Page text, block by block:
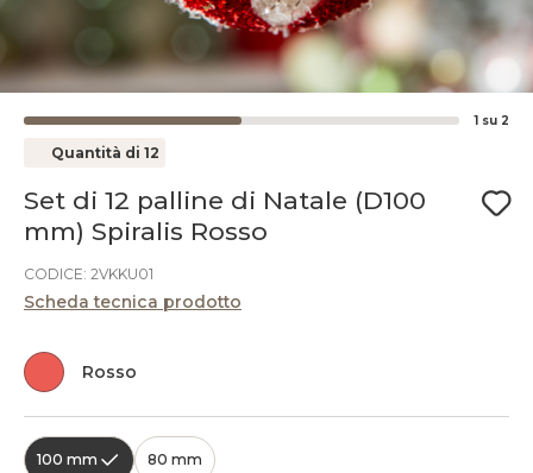
1 su 2
Quantità di 12
Set di 12 palline di Natale (D100
mm) Spiralis Rosso
CODICE: 2VKKU01
Scheda tecnica prodotto
Rosso
100 mm 80 mm